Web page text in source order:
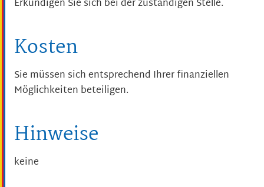
Erkundigen Sie sich bei der zuständigen Stelle.
Kosten
Sie müssen sich entsprechend Ihrer finanziellen
Möglichkeiten beteiligen.
Hinweise
keine